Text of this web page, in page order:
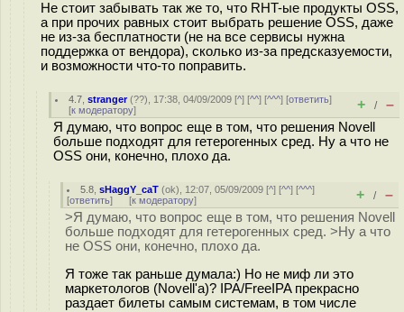
Не стоит забывать так же то, что RHT-ые продукты OSS,
а при прочих равных стоит выбрать решение OSS, даже
не из-за бесплатности (не на все сервисы нужна
поддержка от вендора), сколько из-за предсказуемости,
и возможности что-то поправить.
4.7 ,stranger(??), 17:38, 04/09/2009 [^] [^^] [^^^] [ответить]
[к модератору] + / –
Я думаю, что вопрос еще в том, что решения Novell
больше подходят для гетерогенных сред. Ну а что не
OSS они, конечно, плохо да.
5.8 ,sHaggY_caT (ok), 12:07, 05/09/2009 [^] [^^] [^^^]
[ответить] [к модератору] + / –
>Я думаю, что вопрос еще в том, что решения Novell
больше подходят для гетерогенных сред. >Ну а что
не OSS они, конечно, плохо да.
Я тоже так раньше думала:) Но не миф ли это
маркетологов (Novell'а)? IPA/FreeIPA прекрасно
раздает билеты самым системам, в том числе